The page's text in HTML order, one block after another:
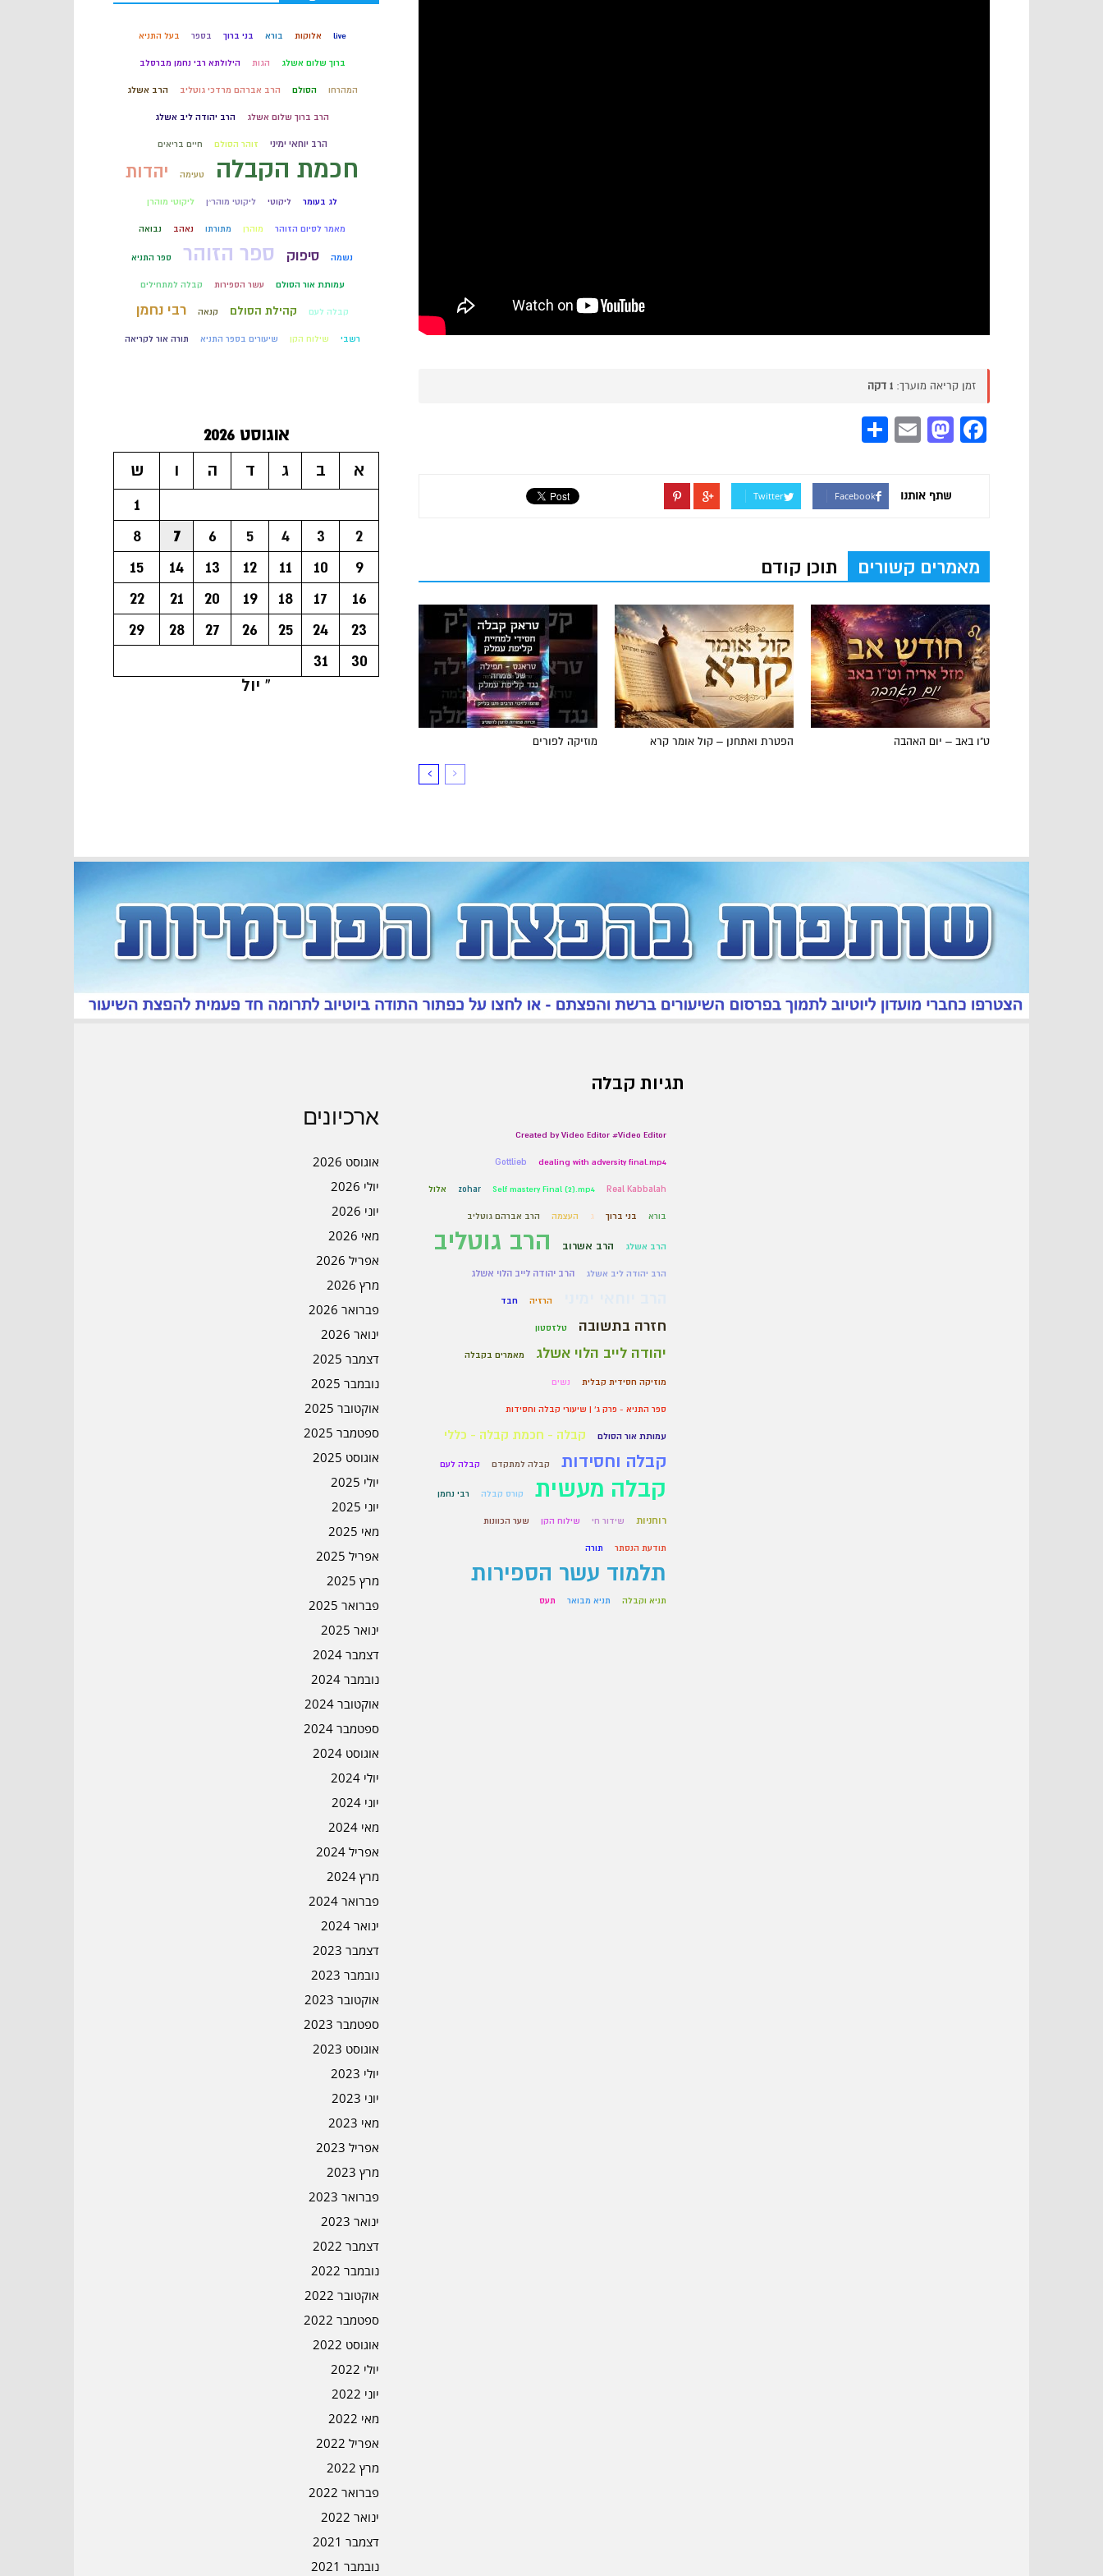
זמן קריאה מוערך: 1 דקה
Facebook
Mastodon
Email
שתף אותנו Facebook
Twitter
מאמרים קשורים תוכן קודם
מוזיקה לפורים הפטרת ואתחנן – קול אומר קרא ט"ו באב – יום האהבה
live אלוקות בורא בני ברוך בספר בעל התניא
ברוך שלום אשלג הגות הילולתא רבי נחמן מברסלב
המהרחו הסולם הרב אברהם מרדכי גוטליב הרב אשלג
הרב ברוך שלום אשלג הרב יהודה ליב אשלג
הרב יוחאי ימיני זוהר הסולם חיים בריאים
חכמת הקבלה טעימה יהדות
לג בעומר ליקוטי ליקוטי מוהר״ן ליקוטי מוהרן
מאמר לסיום הזוהר מוהרן מתורתו נאהב נבואה
נשמה סיפוק ספר הזוהר ספר התניא
עמותת אור הסולם עשר הספירות קבלה למתחילים
קבלה לעם קהילת הסולם קנאה רבי נחמן
רשבי שילוח הקן שיעורים בספר התניא תורה אור לקריאה
אוגוסט 2026
א
ב ג ד ה ו
ש
1
2
3
4
5
6
7
8
9
10
11
12
13
14
15
16
17
18
19
20
21
22
23
24
25
26
27
28
29
30
31
« יול
ארכיונים
אוגוסט 2026
יולי 2026
יוני 2026
מאי 2026
אפריל 2026
מרץ 2026
פברואר 2026
ינואר 2026
דצמבר 2025
נובמבר 2025
אוקטובר 2025
ספטמבר 2025
אוגוסט 2025
יולי 2025
יוני 2025
מאי 2025
אפריל 2025
מרץ 2025
פברואר 2025
ינואר 2025
דצמבר 2024
נובמבר 2024
אוקטובר 2024
ספטמבר 2024
אוגוסט 2024
יולי 2024
יוני 2024
מאי 2024
אפריל 2024
מרץ 2024
פברואר 2024
ינואר 2024
דצמבר 2023
נובמבר 2023
אוקטובר 2023
ספטמבר 2023
אוגוסט 2023
יולי 2023
יוני 2023
מאי 2023
אפריל 2023
מרץ 2023
פברואר 2023
ינואר 2023
דצמבר 2022
נובמבר 2022
אוקטובר 2022
ספטמבר 2022
אוגוסט 2022
יולי 2022
יוני 2022
מאי 2022
אפריל 2022
מרץ 2022
פברואר 2022
ינואר 2022
דצמבר 2021
נובמבר 2021
תגיות קבלה
Created by Video Editor #Video Editor
dealing with adversity final.mp4
Gottlieb
Real Kabbalah
Self mastery Final (2).mp4
zohar אלול
בורא בני ברוך ג העצמה הרב אברהם גוטליב
הרב אשלג הרב אשרוב הרב גוטליב
הרב יהודה ליב אשלג הרב יהודה לייב הלוי אשלג
הרזיה חבד
חזרה בתשובה טלזסטון
יהודה לייב הלוי אשלג מאמרים בקבלה
מוזיקה חסידית קבלית נשים
ספר התניא - פרק ג' | שיעורי קבלה וחסידות
עמותת אור הסולם קבלה - חכמת קבלה - כללי
קבלה וחסידות קבלה למתקדם קבלה לעם
קבלה מעשית קורס קבלה רבי נחמן
רוחניות שידור חי שילוח הקן שער הכוונות
תודעת הנסתר תורה
תלמוד עשר הספירות
תניא וקבלה תניא מבואר תעס